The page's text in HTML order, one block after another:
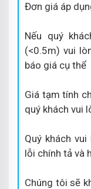
Đơn giá áp
Nếu quý
(<0.5m) vui
báo giá cụ thể
Giá tạm tính
quý khách vui
Quý khách
lỗi chính tả và
Chúng tôi sẽ